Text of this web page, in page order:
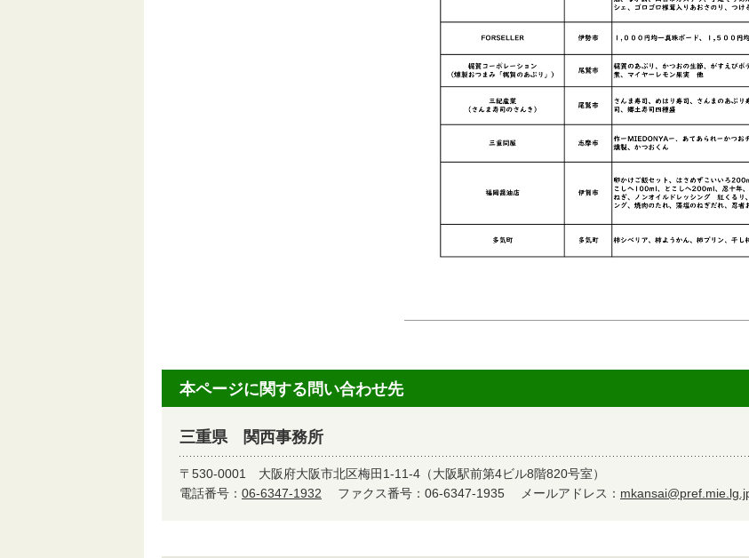
本ページに関する問い合わせ先
三重県 関西事務所
〒530-0001 大阪府大阪市北区梅田1-11-4（大阪駅前第4ビル8階820号室）
電話番号： 06-6347-1932 ファクス番号：06-6347-1935 メールアドレス：